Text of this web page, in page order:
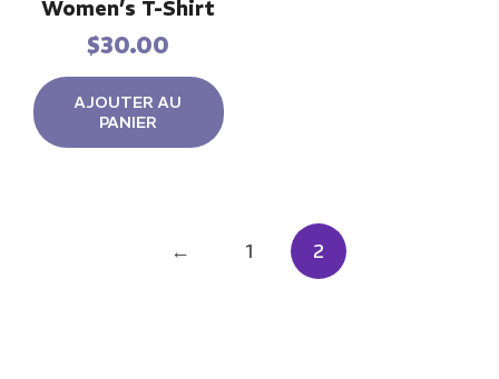
Women’s T-Shirt
$30.00
AJOUTER AU
PANIER
← 1 2